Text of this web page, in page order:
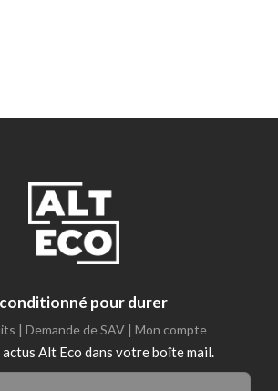
pour durer
| Demande de SAV| Mon compte
actus Alt Eco dans votre boîte mail.